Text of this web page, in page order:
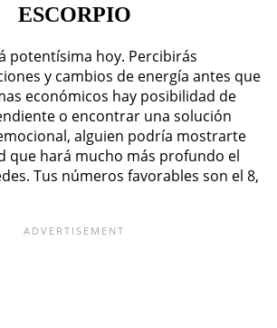
ESCORPIO
potentísima hoy. Percibirás
y cambios de energía antes que
económicos hay posibilidad de
o encontrar una solución
alguien podría mostrarte
que hará mucho más profundo el
Tus números favorables son el 8,